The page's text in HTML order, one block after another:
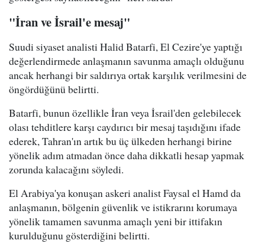
"İran ve İsrail'e mesaj"
Suudi siyaset analisti Halid Batarfi, El Cezire'ye yaptığı
değerlendirmede anlaşmanın savunma amaçlı olduğunu
ancak herhangi bir saldırıya ortak karşılık verilmesini de
öngördüğünü belirtti.
Batarfi, bunun özellikle İran veya İsrail'den gelebilecek
olası tehditlere karşı caydırıcı bir mesaj taşıdığını ifade
ederek, Tahran'ın artık bu üç ülkeden herhangi birine
yönelik adım atmadan önce daha dikkatli hesap yapmak
zorunda kalacağını söyledi.
El Arabiya'ya konuşan askeri analist Faysal el Hamd da
anlaşmanın, bölgenin güvenlik ve istikrarını korumaya
yönelik tamamen savunma amaçlı yeni bir ittifakın
kurulduğunu gösterdiğini belirtti.